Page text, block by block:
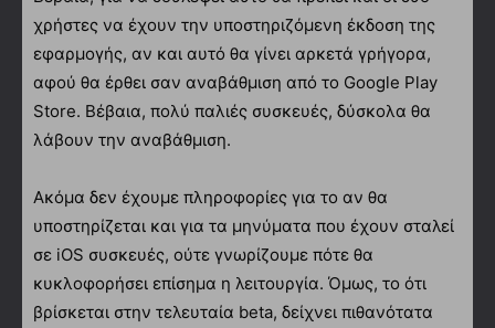
χρήστες να έχουν την υποστηριζόμενη έκδοση της
εφαρμογής, αν και αυτό θα γίνει αρκετά γρήγορα,
αφού θα έρθει σαν αναβάθμιση από το Google Play
Store. Βέβαια, πολύ παλιές συσκευές, δύσκολα θα
λάβουν την αναβάθμιση.
Ακόμα δεν έχουμε πληροφορίες για το αν θα
υποστηρίζεται και για τα μηνύματα που έχουν σταλεί
σε iOS συσκευές, ούτε γνωρίζουμε πότε θα
κυκλοφορήσει επίσημα η λειτουργία. Όμως, το ότι
βρίσκεται στην τελευταία beta, δείχνει πιθανότατα